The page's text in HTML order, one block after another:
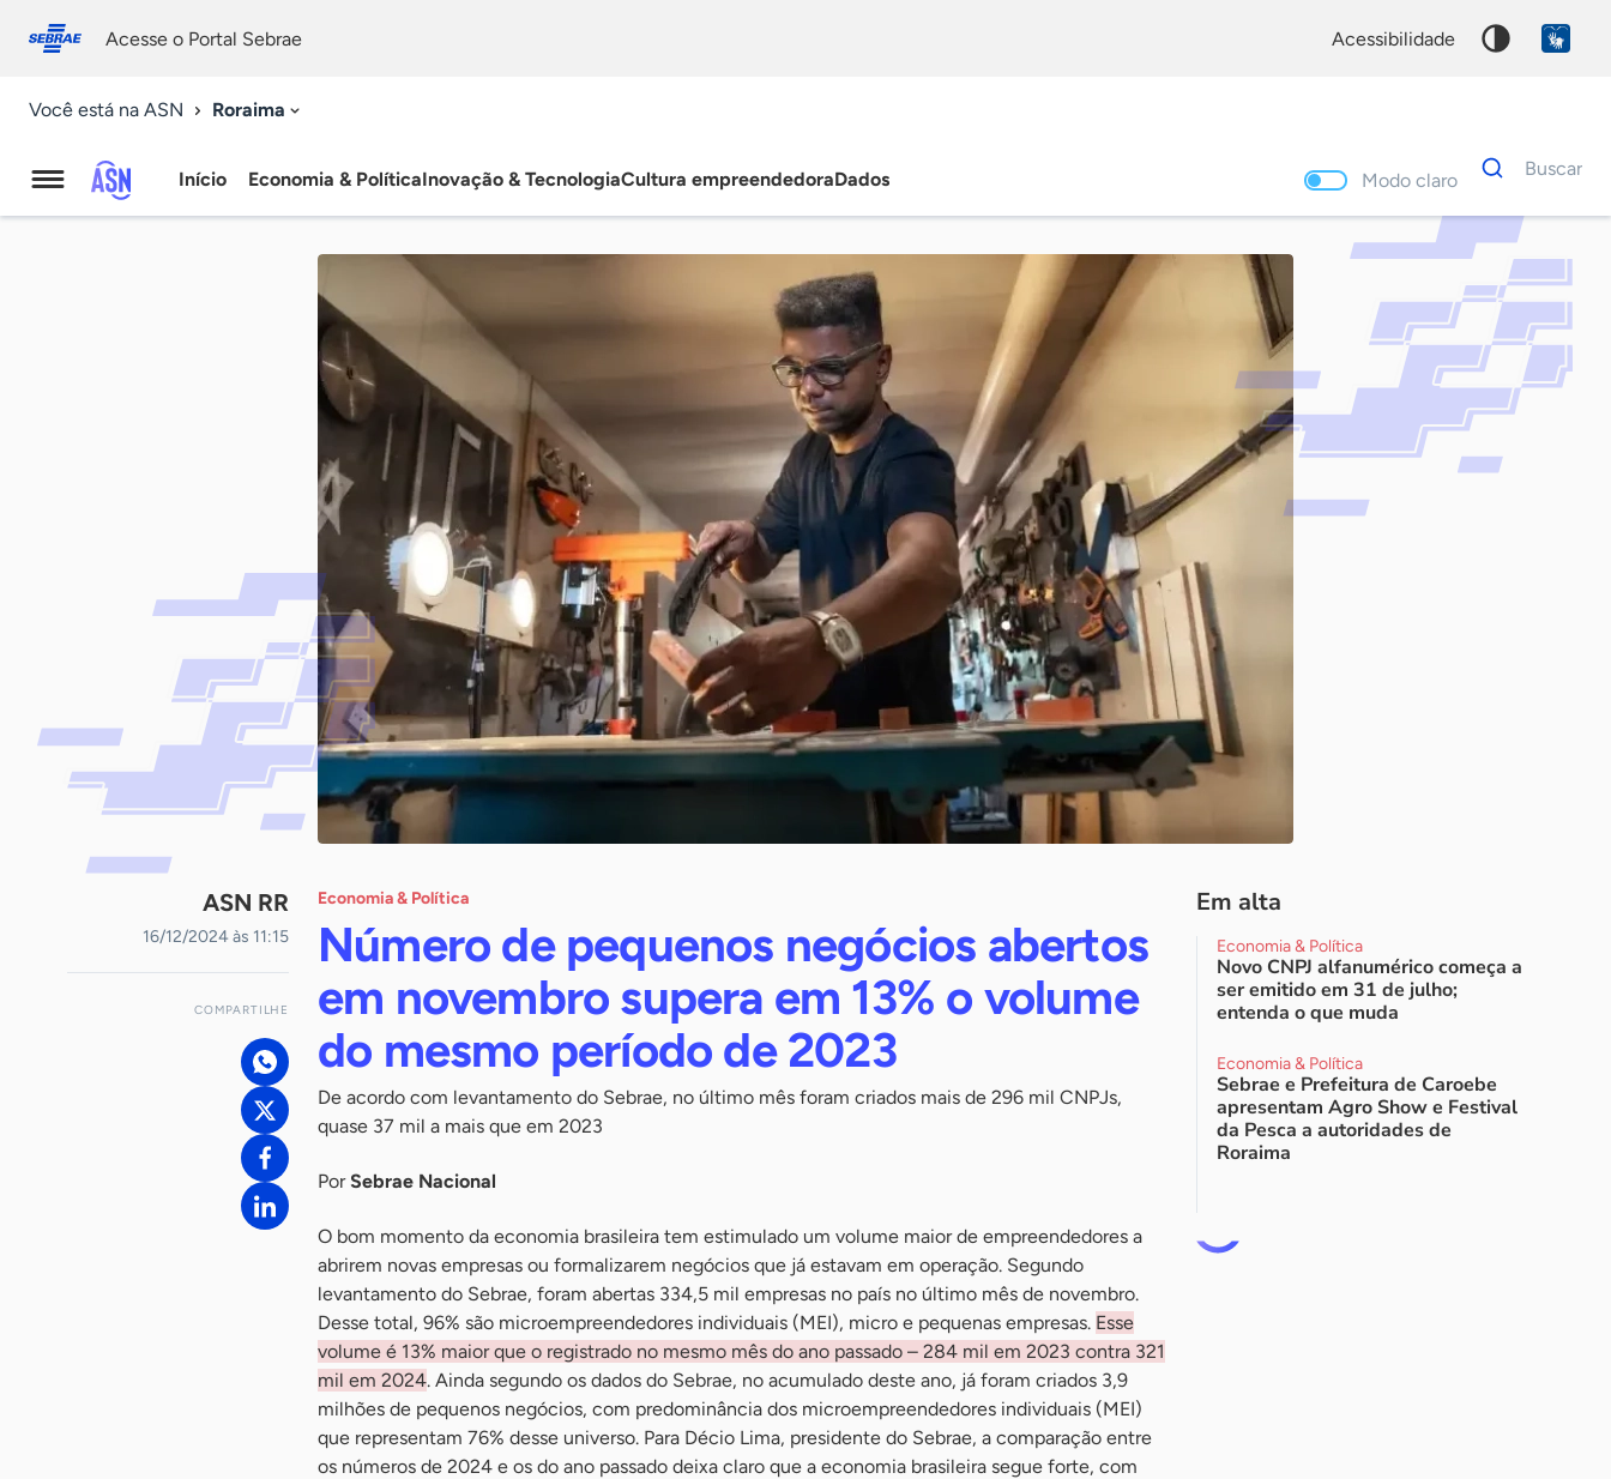
conosco
Acesse o Portal Sebrae acessibilidade
Você está na ASN Roraima
Agência
Início Economia & PolíticaInovação & TecnologiaCultura empreendedoraDados Modo claro
Dados
para
Buscar
Palavra
chave
ASN RR
16/12/2024 às 11:15
COMPARTILHE
Economia & Política
Número de pequenos negócios abertos
em novembro supera em 13% o volume
do mesmo período de 2023
De acordo com levantamento do Sebrae, no último mês foram criados mais de 296 mil CNPJs,
quase 37 mil a mais que em 2023
PorSebrae Nacional
O bom momento da economia brasileira tem estimulado um volume maior de empreendedores a
abrirem novas empresas ou formalizarem negócios que já estavam em operação. Segundo
levantamento do Sebrae, foram abertas 334,5 mil empresas no país no último mês de novembro.
Desse total, 96% são microempreendedores individuais (MEI), micro e pequenas empresas. Esse
volume é 13% maior que o registrado no mesmo mês do ano passado – 284 mil em 2023 contra 321
mil em 2024. Ainda segundo os dados do Sebrae, no acumulado deste ano, já foram criados 3,9
milhões de pequenos negócios, com predominância dos microempreendedores individuais (MEI)
que representam 76% desse universo. Para Décio Lima, presidente do Sebrae, a comparação entre
os números de 2024 e os do ano passado deixa claro que a economia brasileira segue forte, com
Em alta
Economia & Política
Novo CNPJ alfanumérico começa a
ser emitido em 31 de julho;
entenda o que muda
Economia & Política
Sebrae e Prefeitura de Caroebe
apresentam Agro Show e Festival
da Pesca a autoridades de
Roraima